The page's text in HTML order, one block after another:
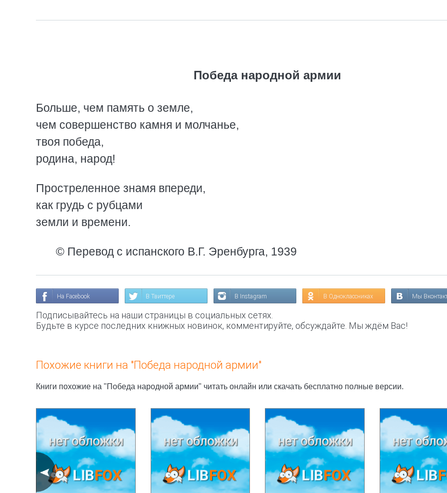
Победа народной армии
Больше, чем память о земле,
чем совершенство камня и молчанье,
твоя победа,
родина, народ!
Простреленное знамя впереди,
как грудь с рубцами
земли и времени.
© Перевод с испанского B.Г. Эренбурга, 1939
На Facebook В Твиттере В Instagram В Одноклассниках Мы
Подписывайтесь на наши страницы в социальных сетях.
Будьте в курсе последних книжных новинок, комментируйте, обсуждайте. Мы ждём Вас!
Похожие книги на "Победа народной армии"
Книги похожие на "Победа народной армии" читать онлайн или скачать бесплатно полные версии.